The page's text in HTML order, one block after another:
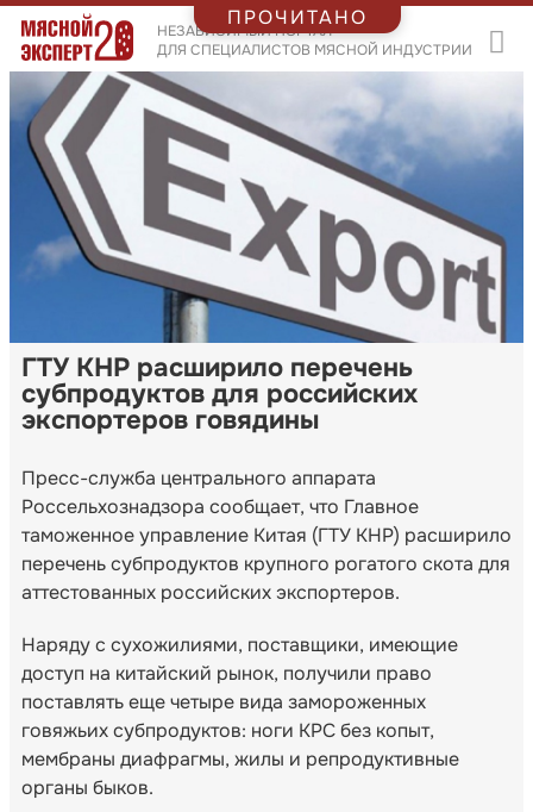
НЕЗАВИСИМЫЙ ПОРТАЛ
ДЛЯ СПЕЦИАЛИСТОВ МЯСНОЙ ИНДУСТРИИ
ГТУ КНР расширило перечень
субпродуктов для российских
экспортеров говядины
Пресс-служба центрального аппарата
Россельхознадзора сообщает, что Главное
таможенное управление Китая (ГТУ КНР) расширило
перечень субпродуктов крупного рогатого скота для
аттестованных российских экспортеров.
Наряду с сухожилиями, поставщики, имеющие
доступ на китайский рынок, получили право
поставлять еще четыре вида замороженных
говяжьих субпродуктов: ноги КРС без копыт,
мембраны диафрагмы, жилы и репродуктивные
органы быков.
ПРОЧИТАНО